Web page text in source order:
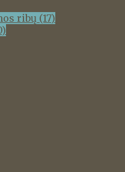
ribų (17)